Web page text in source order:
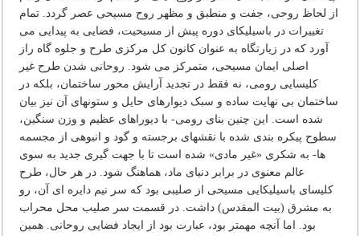
از لحاظ روحی، جفت و منطبق و مظهر روح مسیحی عصر گردد. تمام
تغییرات در باسیلیکای دوره پیش از مسیحیت، فضایی به پیدایی می
آورد که در زیارتگاه به عنوان کانون کل مرکزی طرح و جلوه گاه راز
اصلی ایمان مسیحی، متمرکز می شود. روحانی شدن طرح غیر
کلیسایی رومی، نه فقط در تجدید آرایش محور ساختمان، بلکه در
ساختمان بی نهایت ساده و سبک دیوارهای حایل و ستونهای آن نیز بیان
شده است. این چنین بنای رومی- با دیوراهای عظیم و وزن سنگین،
سطوح پیکره بندی شده با نقشهای برجسته و گود و انبوهی از مجسمه
ها- به شکری «غیر مادی» شده است تا با جهت گیری جدید به سوی
عالم معنوی در برابر دنیای ماد، هماهنگ شود. در هر حال، طرح
کلیسای باسیلیکایی مسیحی از صلیبی بود که سر نیم دایره ای آن، رو
به مشرق (بیت المقدس) داشت. در قسمت سر صلیب محل محراب
بود. اما آنچه مهمتر بود، عبارت بود از ایجاد فضایی روحانی. همین